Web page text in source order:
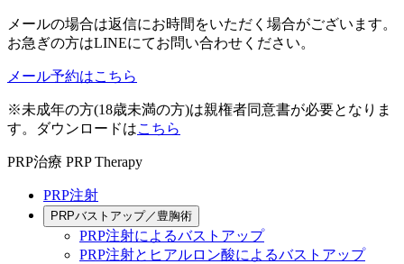
メールの場合は返信にお時間をいただく場合がございます。
お急ぎの方はLINEにてお問い合わせください。
メール予約はこちら
※未成年の方(18歳未満の方)は親権者同意書が必要となりま
す。ダウンロードはこちら
PRP治療 PRP Therapy
PRP注射
PRPバストアップ／豊胸術
PRP注射によるバストアップ
PRP注射とヒアルロン酸によるバストアップ